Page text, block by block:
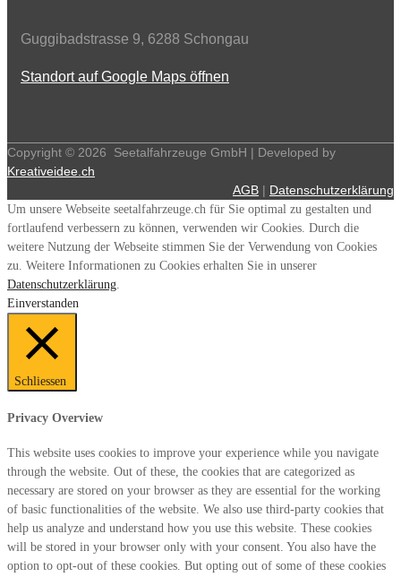
Guggibadstrasse 9, 6288 Schongau
Standort auf Google Maps öffnen
Copyright © 2026
Seetalfahrzeuge GmbH | Developed by
Kreativeidee.ch
AGB | Datenschutzerklärung
Um unsere Webseite seetalfahrzeuge.ch für Sie optimal zu gestalten und
fortlaufend verbessern zu können, verwenden wir Cookies. Durch die
weitere Nutzung der Webseite stimmen Sie der Verwendung von Cookies
zu. Weitere Informationen zu Cookies erhalten Sie in unserer
Datenschutzerklärung.
Einverstanden
Schliessen
Privacy Overview
This website uses cookies to improve your experience while you navigate
through the website. Out of these, the cookies that are categorized as
necessary are stored on your browser as they are essential for the working
of basic functionalities of the website. We also use third-party cookies that
help us analyze and understand how you use this website. These cookies
will be stored in your browser only with your consent. You also have the
option to opt-out of these cookies. But opting out of some of these cookies